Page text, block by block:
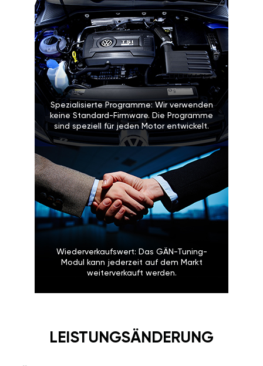
Spezialisierte Programme: Wir verwenden
keine Standard-Firmware. Die Programme
sind speziell für jeden Motor entwickelt.
Wiederverkaufswert: Das GÄN-Tuning-
Modul kann jederzeit auf dem Markt
weiterverkauft werden.
LEISTUNGSÄNDERUNG